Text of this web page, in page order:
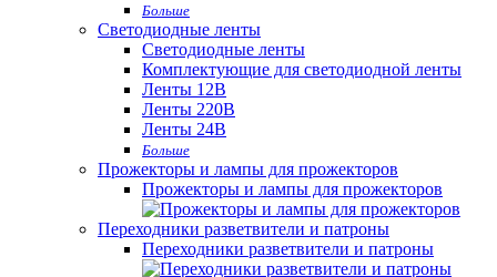
Больше
Светодиодные ленты
Светодиодные ленты
Комплектующие для светодиодной ленты
Ленты 12В
Ленты 220В
Ленты 24В
Больше
Прожекторы и лампы для прожекторов
Прожекторы и лампы для прожекторов
Переходники разветвители и патроны
Переходники разветвители и патроны